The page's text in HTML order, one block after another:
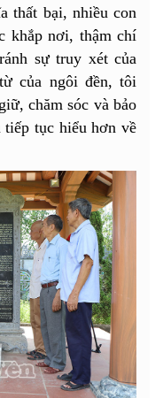
thất bại, nhiều con
khắp nơi, thậm chí
sự truy xét của
của ngôi đền, tôi
chăm sóc và bảo
tiếp tục hiểu hơn về